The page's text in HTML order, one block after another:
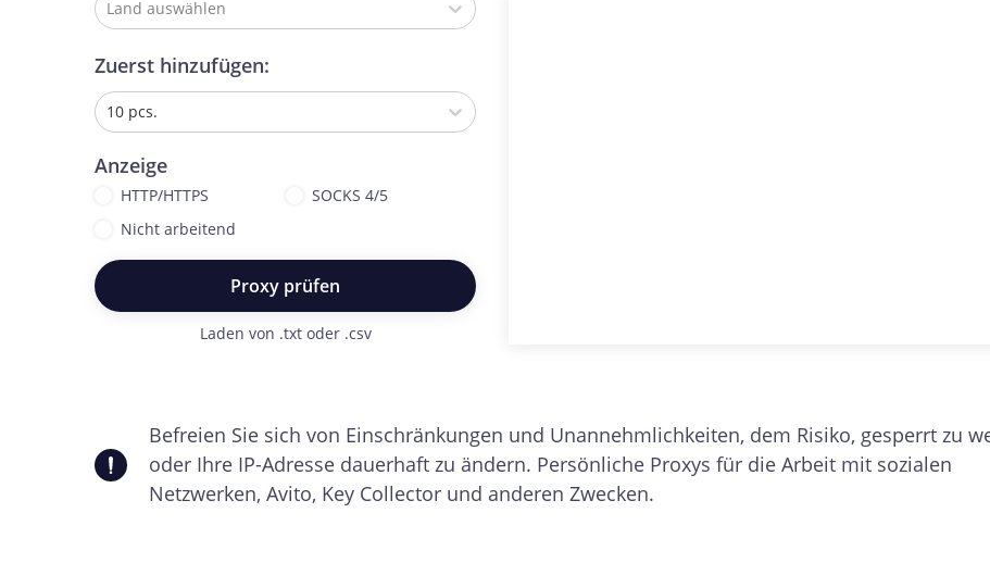
Land auswählen
Zuerst hinzufügen:
10 pcs.
Anzeige
HTTP/HTTPS
SOCKS 4/5
Nicht arbeitend
Proxy prüfen
Laden von .txt oder .csv
Befreien Sie sich von Einschränkungen und Unannehmlichkeiten, dem Risiko, gesperrt zu
oder Ihre IP-Adresse dauerhaft zu ändern. Persönliche Proxys für die Arbeit mit sozialen
Netzwerken, Avito, Key Collector und anderen Zwecken.